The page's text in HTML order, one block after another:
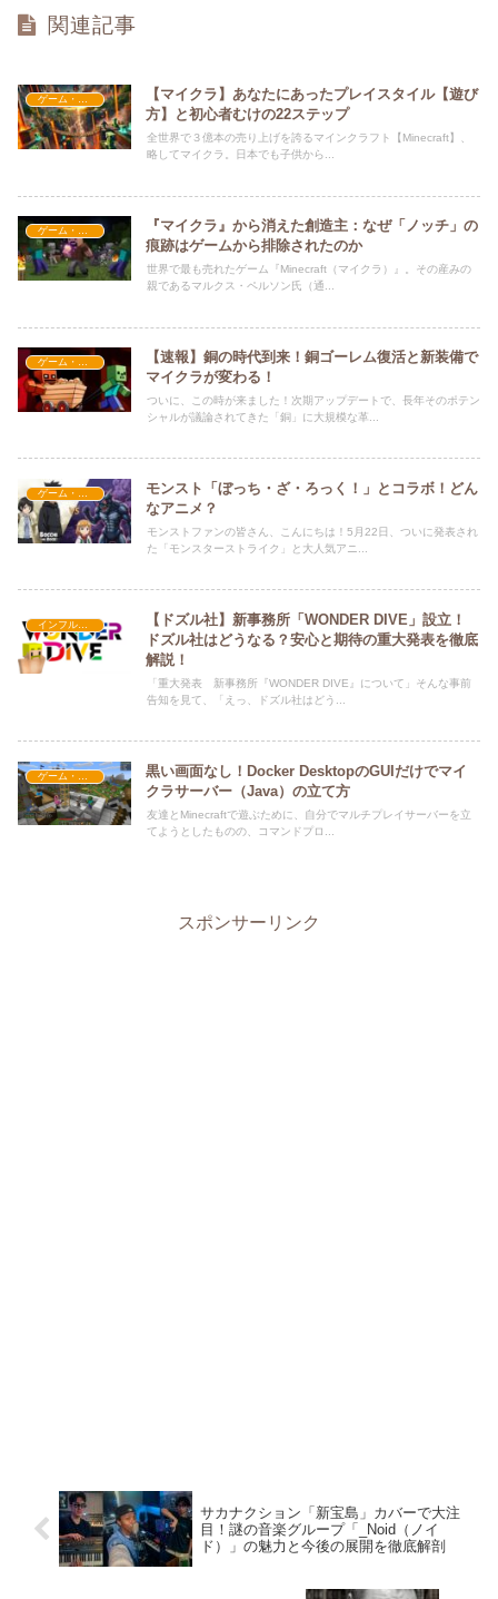
関連記事
ゲーム・アプリ関係
【マイクラ】あなたにあったプレイスタイル【遊び
方】と初心者むけの22ステップ
全世界で３億本の売り上げを誇るマインクラフト【Minecraft】、
略してマイクラ。日本でも子供から...
ゲーム・アプリ関係
『マイクラ』から消えた創造主：なぜ「ノッチ」の
痕跡はゲームから排除されたのか
世界で最も売れたゲーム『Minecraft（マイクラ）』。その産みの
親であるマルクス・ペルソン氏（通...
ゲーム・アプリ関係
【速報】銅の時代到来！銅ゴーレム復活と新装備で
マイクラが変わる！
ついに、この時が来ました！次期アップデートで、長年そのポテン
シャルが議論されてきた「銅」に大規模な革...
ゲーム・アプリ関係
モンスト「ぼっち・ざ・ろっく！」とコラボ！どん
なアニメ？
モンストファンの皆さん、こんにちは！5月22日、ついに発表され
た「モンスターストライク」と大人気アニ...
インフルエンサー紹介
【ドズル社】新事務所「WONDER DIVE」設立！
ドズル社はどうなる？安心と期待の重大発表を徹底
解説！
「重大発表 新事務所『WONDER DIVE』について」そんな事前
告知を見て、「えっ、ドズル社はどう...
ゲーム・アプリ関係
黒い画面なし！Docker DesktopのGUIだけでマイ
クラサーバー（Java）の立て方
友達とMinecraftで遊ぶために、自分でマルチプレイサーバーを立
てようとしたものの、コマンドプロ...
スポンサーリンク
サカナクション「新宝島」カバーで大注
目！謎の音楽グループ「_Noid（ノイ
ド）」の魅力と今後の展開を徹底解剖